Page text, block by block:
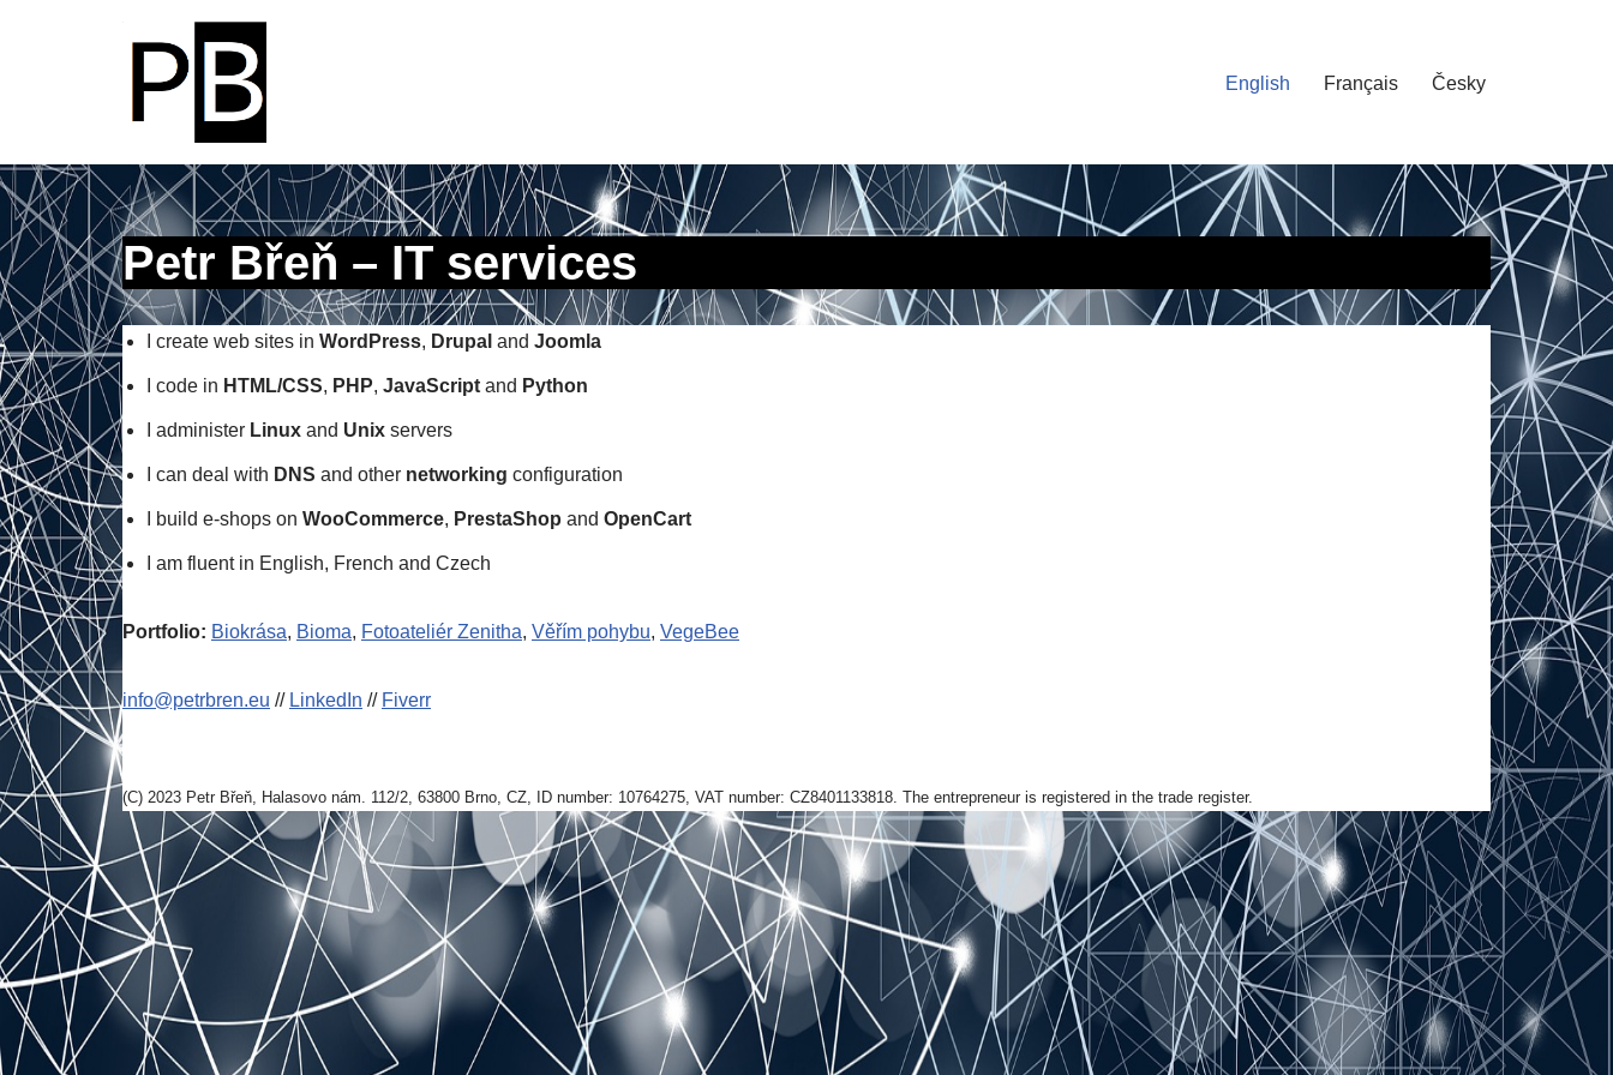
English Français Česky
Petr Břeň – IT services
I create web sites in WordPress, Drupal and Joomla
I code in HTML/CSS, PHP, JavaScript and Python
I administer Linux and Unix servers
I can deal with DNS and other networking configuration
I build e-shops on WooCommerce, PrestaShop and OpenCart
I am fluent in English, French and Czech
Portfolio: Biokrása, Bioma, Fotoateliér Zenitha, Věřím pohybu, VegeBee
info@petrbren.eu // LinkedIn // Fiverr
(C) 2023 Petr Břeň, Halasovo nám. 112/2, 63800 Brno, CZ, ID number: 10764275, VAT number: CZ8401133818. The entrepreneur is registered in the trade register.